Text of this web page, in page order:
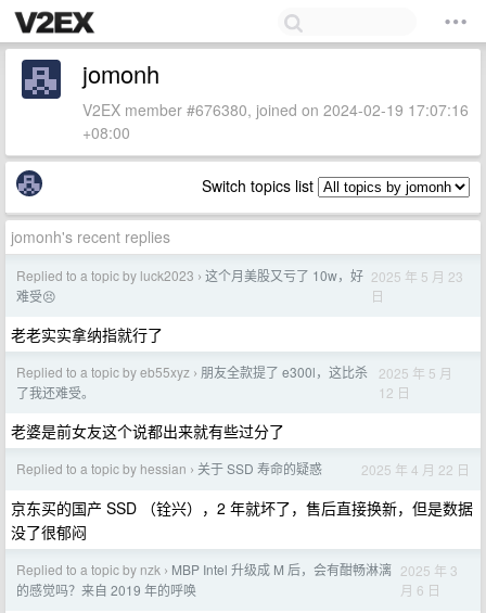
jomonh
V2EX member #676380, joined on 2024-02-19 17:07:16
+08:00
Switch topics list
jomonh's recent replies
Replied to a topic by luck2023 › 这个月美股又亏了 10w，好
难受😣
2025 年 5 月 23
日
老老实实拿纳指就行了
Replied to a topic by eb55xyz › 朋友全款提了 e300l，这比杀
了我还难受。
2025 年 5 月
12 日
老婆是前女友这个说都出来就有些过分了
Replied to a topic by hessian › 关于 SSD 寿命的疑惑 2025 年 4 月 22 日
京东买的国产 SSD （铨兴），2 年就坏了，售后直接换新，但是数据
没了很郁闷
Replied to a topic by nzk › MBP Intel 升级成 M 后，会有酣畅淋漓
的感觉吗？来自 2019 年的呼唤
2025 年 3
月 6 日